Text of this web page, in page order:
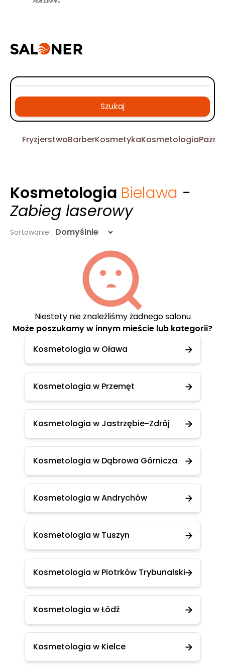
Szukaj
FryzjerstwoBarberKosmetykaKosmetologia
Kosmetologia Bielawa -
Zabieg laserowy
Sortowanie Domyślnie
Niestety nie znaleźliśmy żadnego salonu
Może poszukamy w innym mieście lub kategorii?
Kosmetologia w Oława
Kosmetologia w Przemęt
Kosmetologia w Jastrzębie-Zdrój
Kosmetologia w Dąbrowa Górnicza
Kosmetologia w Andrychów
Kosmetologia w Tuszyn
Kosmetologia w Piotrków Trybunalski
Kosmetologia w Łódź
Kosmetologia w Kielce